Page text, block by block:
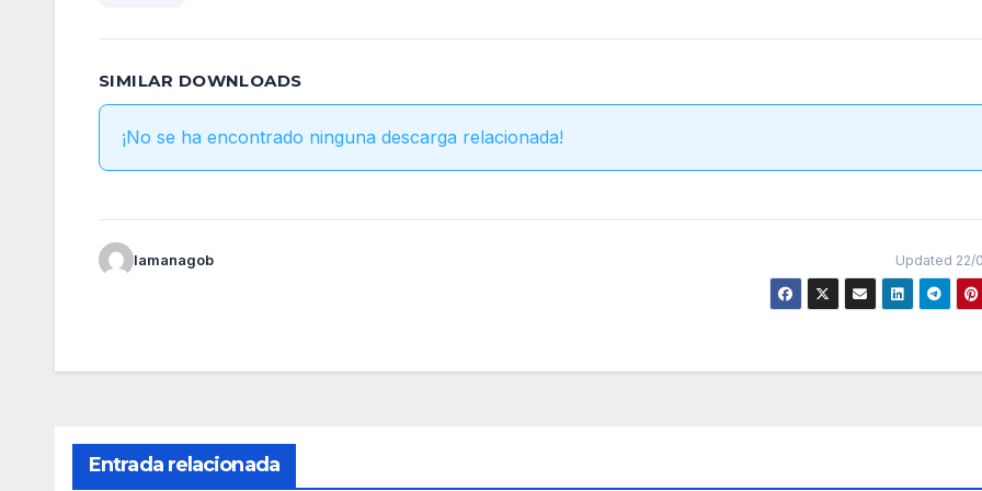
SIMILAR DOWNLOADS
¡No se ha encontrado ninguna descarga relacionada!
lamanagob Updated 22/
Entrada relacionada